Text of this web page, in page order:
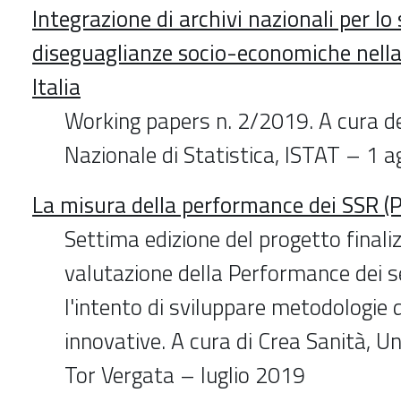
Integrazione di archivi nazionali per
diseguaglianze socio-economiche
Italia
Working papers n. 2/2019. A cura
Nazionale di Statistica, ISTAT – 1
La misura della performance dei SSR
Settima edizione del progetto
valutazione della Performance dei
l'intento di sviluppare metodologie
innovative. A cura di Crea Sanità,
Tor Vergata – luglio 2019